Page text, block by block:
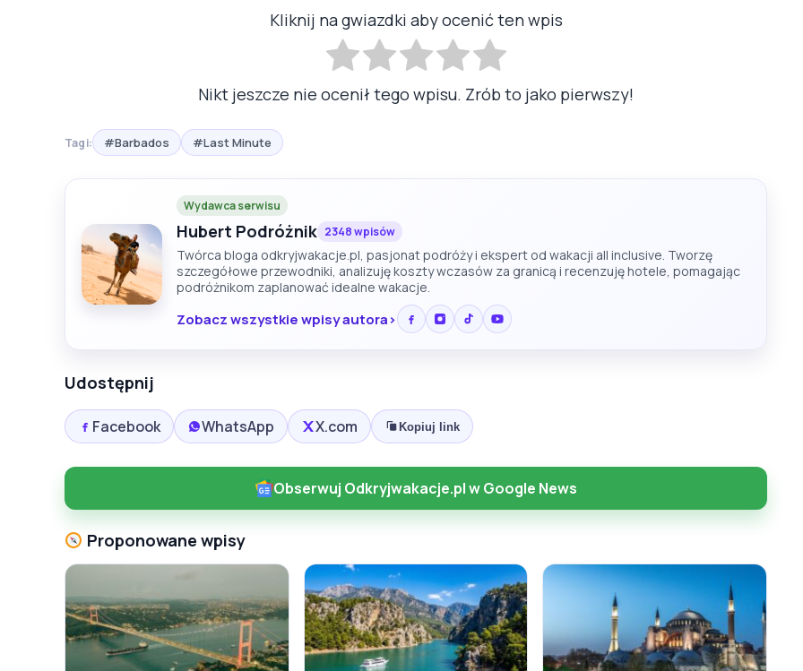
Kliknij na gwiazdki aby ocenić ten wpis
Nikt jeszcze nie ocenił tego wpisu. Zrób to jako pierwszy!
Tagi: #Barbados #Last Minute
Wydawca serwisu
Hubert Podróżnik 2348 wpisów
Twórca bloga odkryjwakacje.pl, pasjonat podróży i ekspert od wakacji all inclusive. Tworzę
szczegółowe przewodniki, analizuję koszty wczasów za granicą i recenzuję hotele, pomagając
podróżnikom zaplanować idealne wakacje.
Zobacz wszystkie wpisy autora
Udostępnij
Facebook WhatsApp X.com Kopiuj link
Obserwuj Odkryjwakacje.pl w Google News
Proponowane wpisy